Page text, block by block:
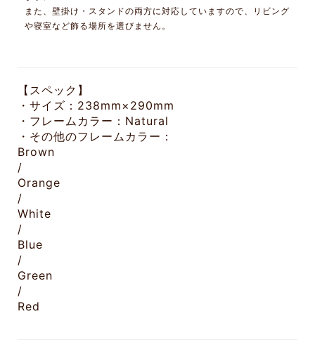
また、壁掛け・スタンドの両方に対応していますので、リビング
や寝室など飾る場所を選びません。
【スペック】
・サイズ：238mm×290mm
・フレームカラー：Natural
・その他のフレームカラー：
Brown
/
Orange
/
White
/
Blue
/
Green
/
Red